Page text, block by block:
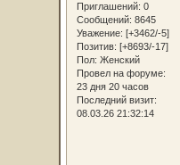
Приглашений: 0
Сообщений: 8645
Уважение: [+3462/-5]
Позитив: [+8693/-17]
Пол: Женский
Провел на форуме:
23 дня 20 часов
Последний визит:
08.03.26 21:32:14